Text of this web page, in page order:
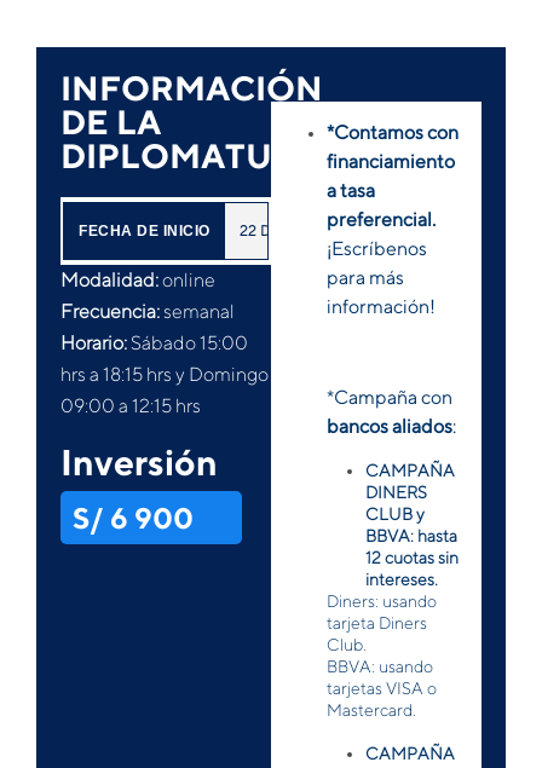
INFORMACIÓN
DE LA
DIPLOMATURA
FECHA DE INICIO 22 DE AGOSTO 2026
Modalidad:online
Frecuencia:semanal
Horario: Sábado 15:00
hrs a 18:15 hrs y Domingo
09:00 a 12:15 hrs
Inversión
S/ 6 900
*Contamos con
financiamiento
a tasa
preferencial.
¡Escríbenos
para más
información!
*Campaña con
bancos aliados:
CAMPAÑA
DINERS
CLUB y
BBVA: hasta
12 cuotas sin
intereses.
Diners: usando
tarjeta Diners
Club.
BBVA: usando
tarjetas VISA o
Mastercard.
CAMPAÑA